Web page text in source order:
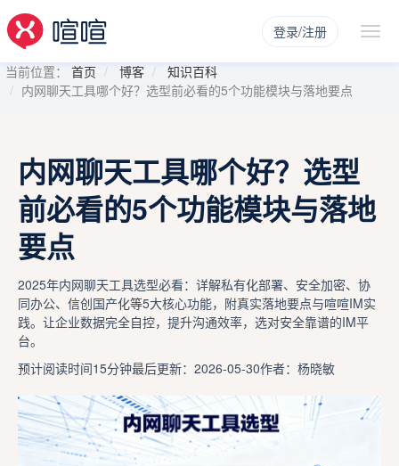
登录/注册
当前位置： 首页 博客
知识百科
内网聊天工具哪个好？选型前必看的5个功能模块与落地要点
内网聊天工具哪个好？选型
前必看的5个功能模块与落地
要点
2025年内网聊天工具选型必看：详解私有化部署、安全加密、协
同办公、信创国产化等5大核心功能，附真实落地要点与喧喧IM实
践。让企业数据完全自控，提升沟通效率，选对安全靠谱的IM平
台。
预计阅读时间15分钟最后更新：2026-05-30作者：杨晓敏